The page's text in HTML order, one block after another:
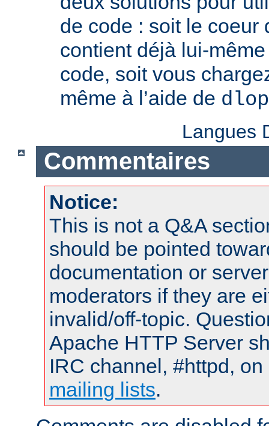
de code : soit le coeur
contient déjà lui-
code, soit vous
même à l’aide de
Langues
Commentaires
Notice:
This is not a Q&A
should be pointed
documentation or
moderators if they are
invalid/off-topic.
Apache HTTP Server
IRC channel, #httpd,
mailing lists.